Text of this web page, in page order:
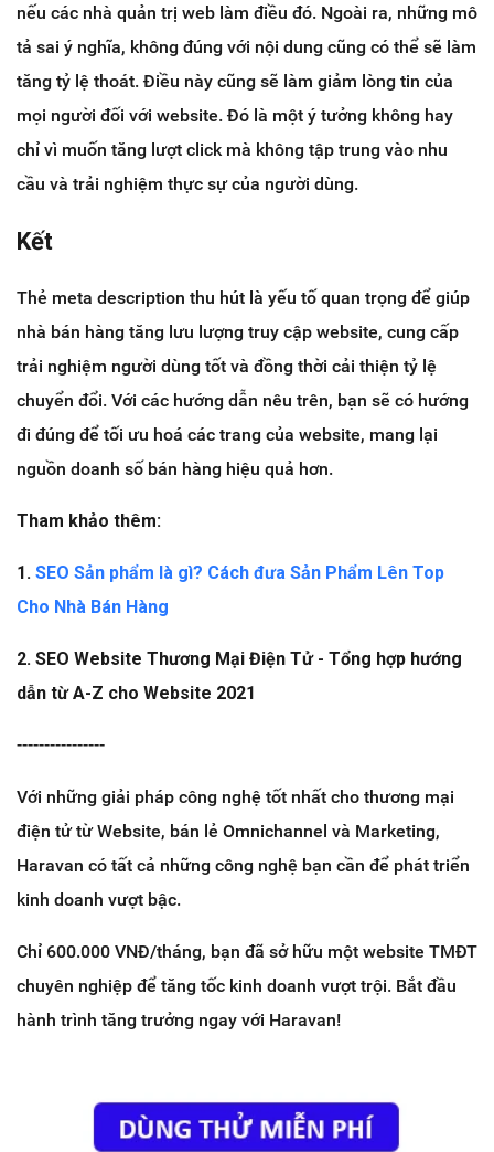
nếu các nhà quản trị web làm điều đó. Ngoài ra, những mô
tả sai ý nghĩa, không đúng với nội dung cũng có thể sẽ làm
tăng tỷ lệ thoát. Điều này cũng sẽ làm giảm lòng tin của
mọi người đối với website. Đó là một ý tưởng không hay
chỉ vì muốn tăng lượt click mà không tập trung vào nhu
cầu và trải nghiệm thực sự của người dùng.
Kết
Thẻ meta description thu hút là yếu tố quan trọng để giúp
nhà bán hàng tăng lưu lượng truy cập website, cung cấp
trải nghiệm người dùng tốt và đồng thời cải thiện tỷ lệ
chuyển đổi. Với các hướng dẫn nêu trên, bạn sẽ có hướng
đi đúng để tối ưu hoá các trang của website, mang lại
nguồn doanh số bán hàng hiệu quả hơn.
Tham khảo thêm:
1. SEO Sản phẩm là gì? Cách đưa Sản Phẩm Lên Top
Cho Nhà Bán Hàng
2. SEO Website Thương Mại Điện Tử - Tổng hợp hướng
dẫn từ A-Z cho Website 2021
----------------
Với những giải pháp công nghệ tốt nhất cho thương mại
điện tử từ Website, bán lẻ Omnichannel và Marketing,
Haravan có tất cả những công nghệ bạn cần để phát triển
kinh doanh vượt bậc.
Chỉ 600.000 VNĐ/tháng, bạn đã sở hữu một website TMĐT
chuyên nghiệp để tăng tốc kinh doanh vượt trội. Bắt đầu
hành trình tăng trưởng ngay với Haravan!